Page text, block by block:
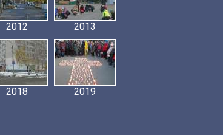
2012 2013
2018 2019